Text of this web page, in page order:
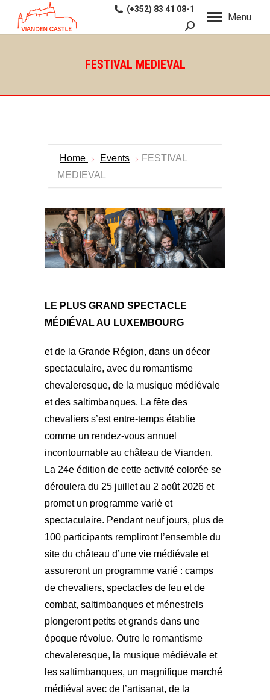
Menu
(+352) 83 41 08-1
Recherche
FESTIVAL MEDIEVAL
Home Events
FESTIVAL
MEDIEVAL
LE PLUS GRAND SPECTACLE
MÉDIÉVAL AU LUXEMBOURG
et de la Grande Région, dans un décor
spectaculaire, avec du romantisme
chevaleresque, de la musique médiévale
et des saltimbanques. La fête des
chevaliers s’est entre-temps établie
comme un rendez-vous annuel
incontournable au château de Vianden.
La 24e édition de cette activité colorée se
déroulera du 25 juillet au 2 août 2026 et
promet un programme varié et
spectaculaire. Pendant neuf jours, plus de
100 participants rempliront l’ensemble du
site du château d’une vie médiévale et
assureront un programme varié : camps
de chevaliers, spectacles de feu et de
combat, saltimbanques et ménestrels
plongeront petits et grands dans une
époque révolue. Outre le romantisme
chevaleresque, la musique médiévale et
les saltimbanques, un magnifique marché
médiéval avec de l’artisanat, de la